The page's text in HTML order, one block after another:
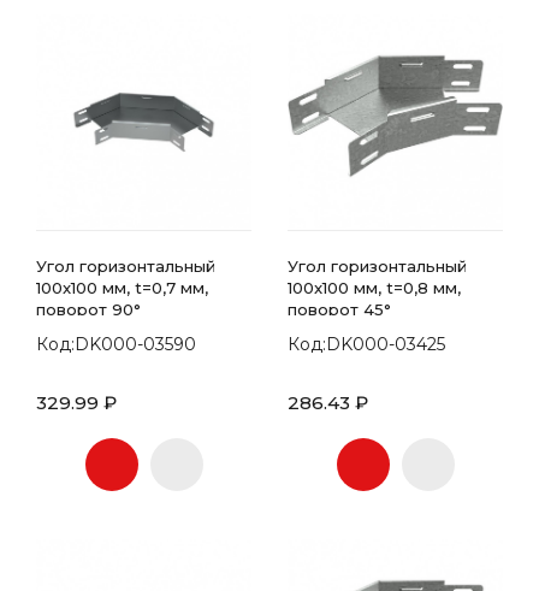
Угол горизонтальный
100x100 мм, t=0,7 мм,
поворот 90°
Код:DK000-03590
329.99 ₽
Угол горизонтальный
100x100 мм, t=0,8 мм,
поворот 45°
Код:DK000-03425
286.43 ₽